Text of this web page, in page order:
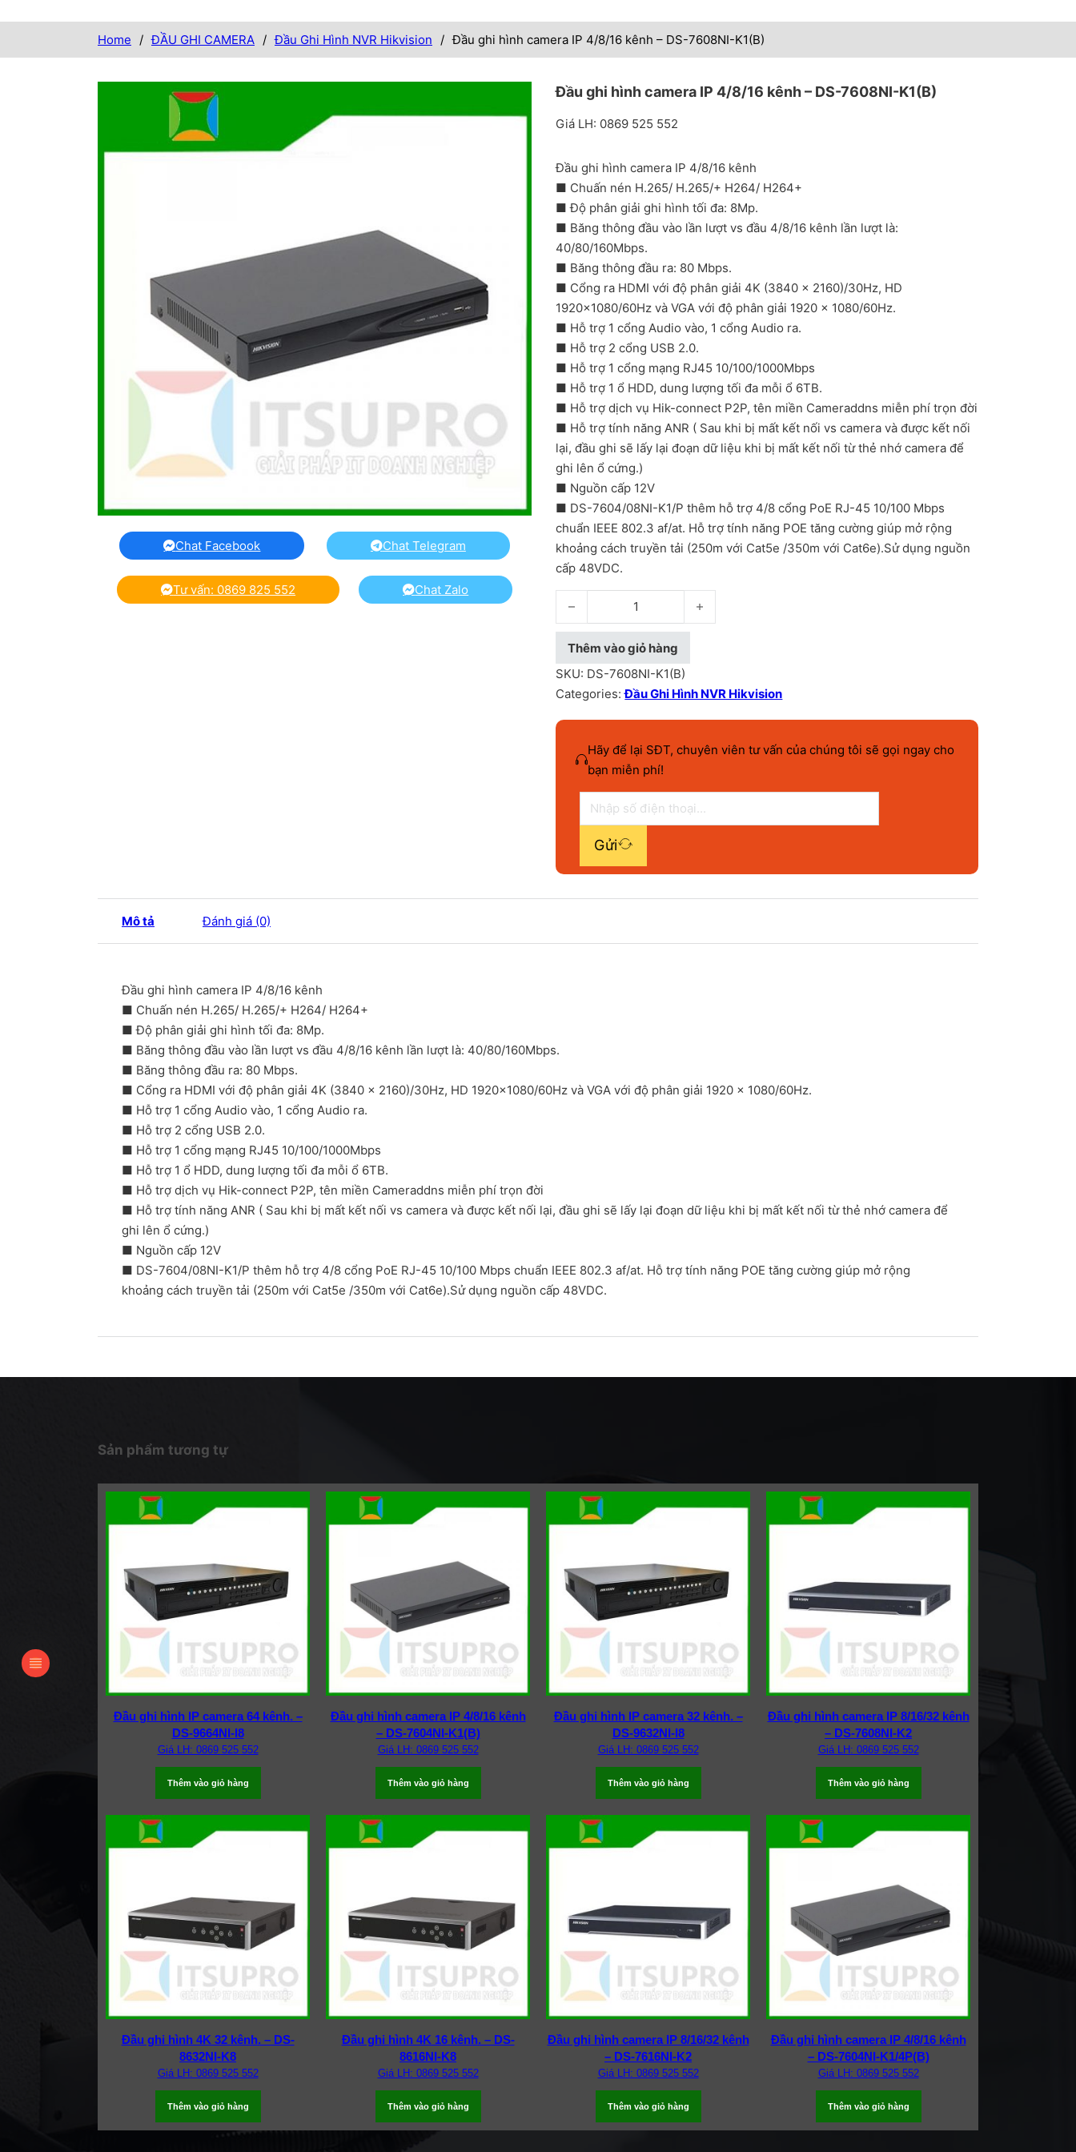
Home / ĐẦU GHI CAMERA / Đầu Ghi Hình NVR Hikvision / Đầu ghi hình camera IP 4/8/16 kênh – DS-7608NI-K1(B)
Chat Facebook Chat Telegram
Tư vấn: 0869 825 552 Chat Zalo
Đầu ghi hình camera IP 4/8/16 kênh – DS-7608NI-K1(B)
Giá LH: 0869 525 552
Đầu ghi hình camera IP 4/8/16 kênh
■ Chuấn nén H.265/ H.265/+ H264/ H264+
■ Độ phân giải ghi hình tối đa: 8Mp.
■ Băng thông đầu vào lần lượt vs đầu 4/8/16 kênh lần lượt là:
40/80/160Mbps.
■ Băng thông đầu ra: 80 Mbps.
■ Cổng ra HDMI với độ phân giải 4K (3840 × 2160)/30Hz, HD
1920×1080/60Hz và VGA với độ phân giải 1920 × 1080/60Hz.
■ Hỗ trợ 1 cổng Audio vào, 1 cổng Audio ra.
■ Hỗ trợ 2 cổng USB 2.0.
■ Hỗ trợ 1 cổng mạng RJ45 10/100/1000Mbps
■ Hỗ trợ 1 ổ HDD, dung lượng tối đa mỗi ổ 6TB.
■ Hỗ trợ dịch vụ Hik-connect P2P, tên miền Cameraddns miễn phí trọn đời
■ Hỗ trợ tính năng ANR ( Sau khi bị mất kết nối vs camera và được kết nối
lại, đầu ghi sẽ lấy lại đoạn dữ liệu khi bị mất kết nối từ thẻ nhớ camera để
ghi lên ổ cứng.)
■ Nguồn cấp 12V
■ DS-7604/08NI-K1/P thêm hỗ trợ 4/8 cổng PoE RJ-45 10/100 Mbps
chuẩn IEEE 802.3 af/at. Hỗ trợ tính năng POE tăng cường giúp mở rộng
khoảng cách truyền tải (250m với Cat5e /350m với Cat6e).Sử dụng nguồn
cấp 48VDC.
Đầu ghi hình camera IP 4/8/16 kênh - DS-7608NI-K1(B) số lượng
Thêm vào giỏ hàng
SKU: DS-7608NI-K1(B)
Categories:Đầu Ghi Hình NVR Hikvision
Hãy để lại SĐT, chuyên viên tư vấn của chúng tôi sẽ gọi ngay cho
bạn miễn phí!
Gửi
Mô tả Đánh giá (0)
Đầu ghi hình camera IP 4/8/16 kênh
■ Chuấn nén H.265/ H.265/+ H264/ H264+
■ Độ phân giải ghi hình tối đa: 8Mp.
■ Băng thông đầu vào lần lượt vs đầu 4/8/16 kênh lần lượt là: 40/80/160Mbps.
■ Băng thông đầu ra: 80 Mbps.
■ Cổng ra HDMI với độ phân giải 4K (3840 × 2160)/30Hz, HD 1920×1080/60Hz và VGA với độ phân giải 1920 × 1080/60Hz.
■ Hỗ trợ 1 cổng Audio vào, 1 cổng Audio ra.
■ Hỗ trợ 2 cổng USB 2.0.
■ Hỗ trợ 1 cổng mạng RJ45 10/100/1000Mbps
■ Hỗ trợ 1 ổ HDD, dung lượng tối đa mỗi ổ 6TB.
■ Hỗ trợ dịch vụ Hik-connect P2P, tên miền Cameraddns miễn phí trọn đời
■ Hỗ trợ tính năng ANR ( Sau khi bị mất kết nối vs camera và được kết nối lại, đầu ghi sẽ lấy lại đoạn dữ liệu khi bị mất kết nối từ thẻ nhớ camera để
ghi lên ổ cứng.)
■ Nguồn cấp 12V
■ DS-7604/08NI-K1/P thêm hỗ trợ 4/8 cổng PoE RJ-45 10/100 Mbps chuẩn IEEE 802.3 af/at. Hỗ trợ tính năng POE tăng cường giúp mở rộng
khoảng cách truyền tải (250m với Cat5e /350m với Cat6e).Sử dụng nguồn cấp 48VDC.
Sản phẩm tương tự
Đầu ghi hình IP camera 64 kênh. –
DS-9664NI-I8
Giá LH: 0869 525 552
Thêm vào giỏ hàng
Đầu ghi hình camera IP 4/8/16 kênh
– DS-7604NI-K1(B)
Giá LH: 0869 525 552
Thêm vào giỏ hàng
Đầu ghi hình IP camera 32 kênh. –
DS-9632NI-I8
Giá LH: 0869 525 552
Thêm vào giỏ hàng
Đầu ghi hình camera IP 8/16/32 kênh
– DS-7608NI-K2
Giá LH: 0869 525 552
Thêm vào giỏ hàng
Đầu ghi hình 4K 32 kênh. – DS-
8632NI-K8
Giá LH: 0869 525 552
Thêm vào giỏ hàng
Đầu ghi hình 4K 16 kênh. – DS-
8616NI-K8
Giá LH: 0869 525 552
Thêm vào giỏ hàng
Đầu ghi hình camera IP 8/16/32 kênh
– DS-7616NI-K2
Giá LH: 0869 525 552
Thêm vào giỏ hàng
Đầu ghi hình camera IP 4/8/16 kênh
– DS-7604NI-K1/4P(B)
Giá LH: 0869 525 552
Thêm vào giỏ hàng